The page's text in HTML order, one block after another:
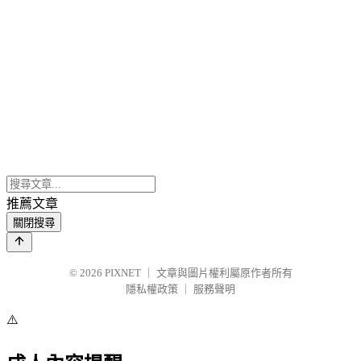
推薦文章
關閉搜尋
© 2026 PIXNET
文章與圖片權利屬原作者所有
隱私權政策
服務聲明
⚠️